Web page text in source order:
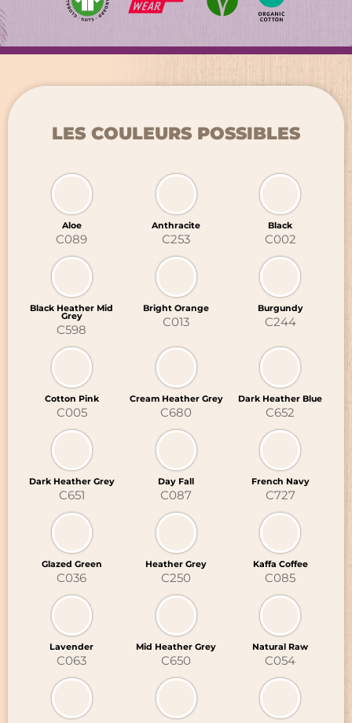
RETOUR
MARQUAGE TEXTILE
CHAPELLERIE
SIGNALÉTIQUE ÉVÈNEMENTIELLE
RETOUR
GRAVURE LASER
BRODERIE
TRANSFERTS SÉRIGRAPHIQUES
LES COULEURS POSSIBLES
Aloe
C089
Anthracite
C253
Black
C002
Black Heather Mid
Grey
C598
Bright Orange
C013
Burgundy
C244
Cotton Pink
C005
Cream Heather Grey
C680
Dark Heather Blue
C652
Dark Heather Grey
C651
Day Fall
C087
French Navy
C727
Glazed Green
C036
Heather Grey
C250
Kaffa Coffee
C085
Lavender
C063
Mid Heather Grey
C650
Natural Raw
C054